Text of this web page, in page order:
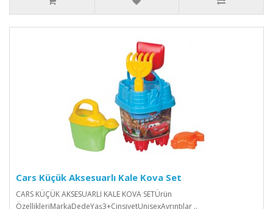
Cars Küçük Aksesuarlı Kale Kova Set
CARS KÜÇÜK AKSESUARLI KALE KOVA SETÜrün
ÖzellikleriMarkaDedeYaş3+CinsiyetUnisexAyrıntılar ..